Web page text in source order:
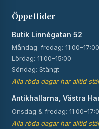
Öppettider
Butik Linnégatan 52
Måndag–fredag: 11:00–17:00
Lördag: 11:00–15:00
Söndag: Stängt
Alla röda dagar har alltid
Antikhallarna, Västra
Onsdag & fredag:
Alla röda dagar har alltid